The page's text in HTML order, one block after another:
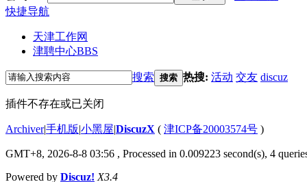
快捷导航
天津工作网
津聘中心BBS
搜索 搜索 热搜: 活动 交友 discuz
插件不存在或已关闭
Archiver|手机版|小黑屋|DiscuzX ( 津ICP备20003574号 )
GMT+8, 2026-8-8 03:56 , Processed in 0.009223 second(s), 4
Powered by Discuz! X3.4